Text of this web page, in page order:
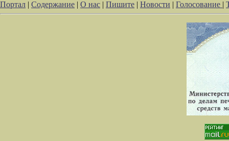
Портал | Содержание | О нас | Пишите | Новости | Голосование |